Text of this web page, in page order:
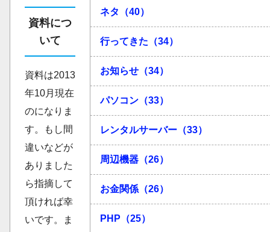
資料につ
いて
資料は2013
年10月現在
のになりま
す。もし間
違いなどが
ありました
ら指摘して
頂ければ幸
いです。ま
ネタ（40）
行ってきた（34）
お知らせ（34）
パソコン（33）
レンタルサーバー（33）
周辺機器（26）
お金関係（26）
PHP（25）